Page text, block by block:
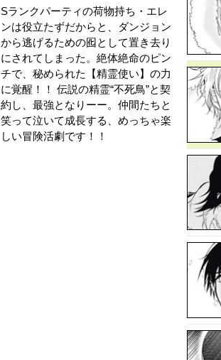
Sランクパーティの荷物持ち・エレ
ンは役立たずだからと、ダンジョン
から逃げるための囮として置き去り
にされてしまった。絶体絶命のピン
チで、秘められた【精霊使い】の力
に覚醒！！ 伝説の精霊“不死鳥”と契
約し、最強となりーー。仲間たちと
笑って泣いて成長する、めっちゃ楽
しい冒険活劇です！！